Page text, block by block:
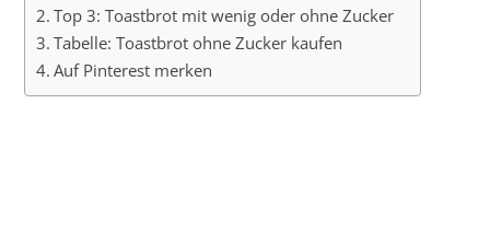
Top 3: Toastbrot mit wenig oder ohne Zucker
Tabelle: Toastbrot ohne Zucker kaufen
Auf Pinterest merken